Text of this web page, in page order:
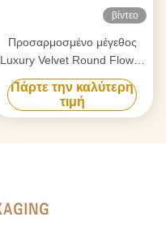
βίντεο
Προσαρμοσμένο μέγεθος
Luxury Velvet Round Flower
Box με Premium Velvet
Fabric και χρυσό λογότυπο
Πάρτε την καλύτερη
τιμή